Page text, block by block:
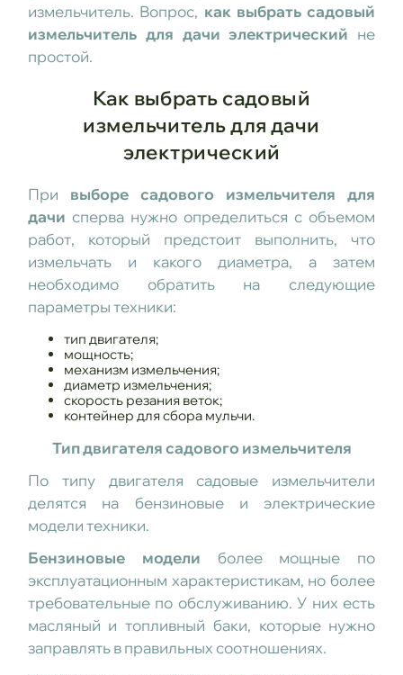
измельчитель. Вопрос, как выбрать садовый
измельчитель для дачи электрический не
простой.
Как выбрать садовый
измельчитель для дачи
электрический
При выборе садового измельчителя для
дачи сперва нужно определиться с объемом
работ, который предстоит выполнить, что
измельчать и какого диаметра, а затем
необходимо обратить на следующие
параметры техники:
тип двигателя;
мощность;
механизм измельчения;
диаметр измельчения;
скорость резания веток;
контейнер для сбора мульчи.
Тип двигателя садового измельчителя
По типу двигателя садовые измельчители
делятся на бензиновые и электрические
модели техники.
Бензиновые модели более мощные по
эксплуатационным характеристикам, но более
требовательные по обслуживанию. У них есть
масляный и топливный баки, которые нужно
заправлять в правильных соотношениях.